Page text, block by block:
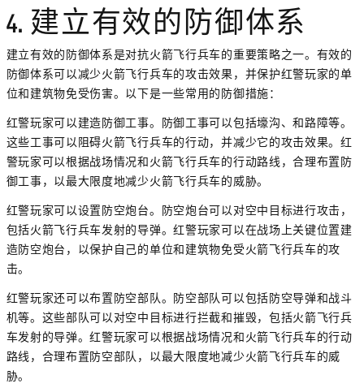
4. 建立有效的防御体系
建立有效的防御体系是对抗火箭飞行兵车的重要策略之一。有效的
防御体系可以减少火箭飞行兵车的攻击效果，并保护红警玩家的单
位和建筑物免受伤害。以下是一些常用的防御措施：
红警玩家可以建造防御工事。防御工事可以包括壕沟、和路障等。
这些工事可以阻碍火箭飞行兵车的行动，并减少它的攻击效果。红
警玩家可以根据战场情况和火箭飞行兵车的行动路线，合理布置防
御工事，以最大限度地减少火箭飞行兵车的威胁。
红警玩家可以设置防空炮台。防空炮台可以对空中目标进行攻击，
包括火箭飞行兵车发射的导弹。红警玩家可以在战场上关键位置建
造防空炮台，以保护自己的单位和建筑物免受火箭飞行兵车的攻
击。
红警玩家还可以布置防空部队。防空部队可以包括防空导弹和战斗
机等。这些部队可以对空中目标进行拦截和摧毁，包括火箭飞行兵
车发射的导弹。红警玩家可以根据战场情况和火箭飞行兵车的行动
路线，合理布置防空部队，以最大限度地减少火箭飞行兵车的威
胁。